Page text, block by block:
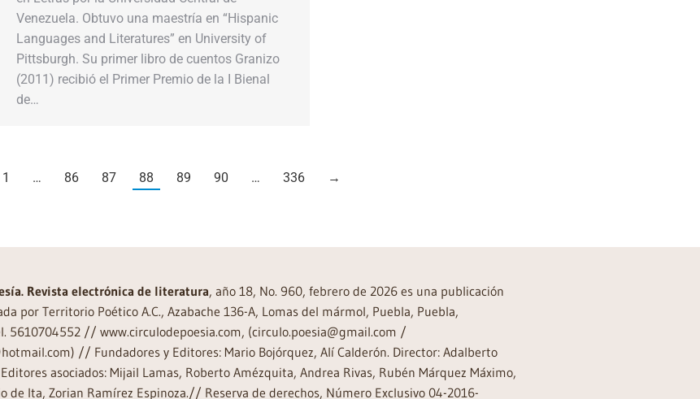
Venezuela. Obtuvo una maestría en “Hispanic
Languages and Literatures” en University of
Pittsburgh. Su primer libro de cuentos Granizo
(2011) recibió el Primer Premio de la I Bienal
de…
1 … 86 87 88 89 90 … 336 →
Revista electrónica de literatura, año 18, No. 960, febrero de 2026 es una publicación
por Territorio Poético A.C., Azabache 136-A, Lomas del mármol, Puebla, Puebla,
5610704552 // www.circulodepoesia.com, (circulo.poesia@gmail.com /
// Fundadores y Editores: Mario Bojórquez, Alí Calderón. Director: Adalberto
asociados: Mijail Lamas, Roberto Amézquita, Andrea Rivas, Rubén Márquez Máximo,
de Ita, Zorian Ramírez Espinoza.// Reserva de derechos, Número Exclusivo 04-2016-